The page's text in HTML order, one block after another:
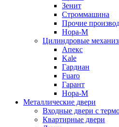
Зенит
Строммашина
Прочие
Нора-М
Цилиндровые
Апекс
Kale
Гардиан
Fuaro
Гарант
Нора-М
Металлические двери
Входные двери с
Квартирные двери